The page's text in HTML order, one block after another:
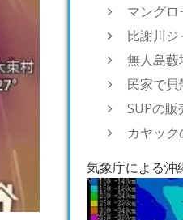
マング
比謝川
無人島藪
民家で貝
SUPの販
カヤック
気象庁による沖